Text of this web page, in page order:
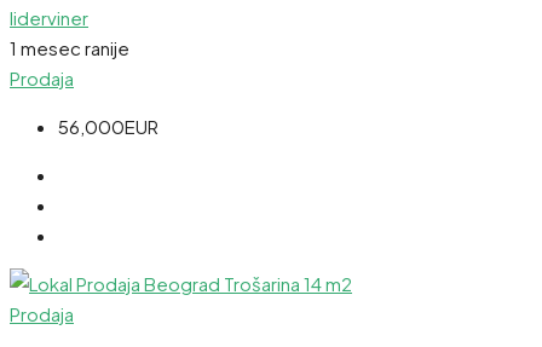
liderviner
1 mesec ranije
Prodaja
56,000EUR
Prodaja